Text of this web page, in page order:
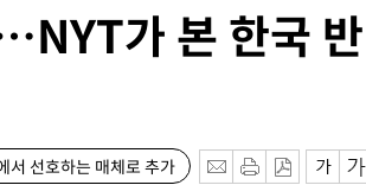
가 본 한국 반
서 선호하는 매체로 추가